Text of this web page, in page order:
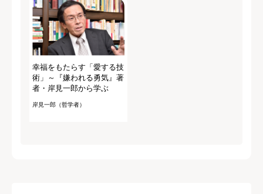
幸福をもたらす「愛する技
術」～『嫌われる勇気』著
者・岸見一郎から学ぶ
岸見一郎（哲学者）